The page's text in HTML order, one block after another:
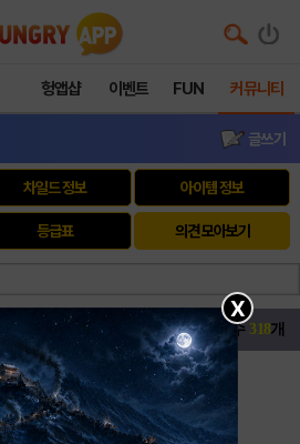
헝앱샵 이벤트 FUN 커뮤니티
글쓰기
차일드 정보 아이템 정보
등급표 의견 모아보기
전체댓글수 318개
10:35:44
좋아여?
X